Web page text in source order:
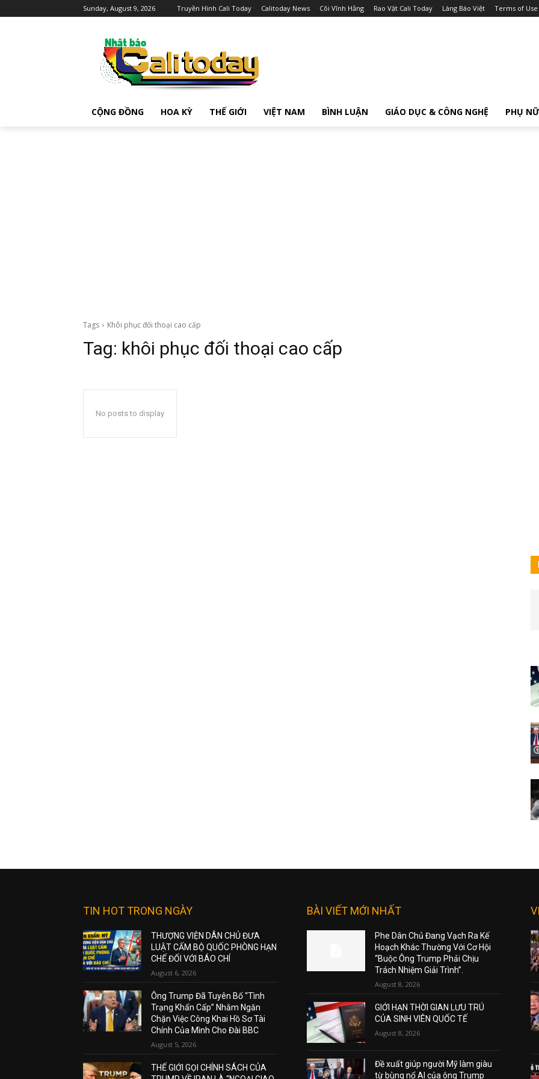
Sunday, August 9, 2026 Truyền Hình Cali Today Calitoday News Cõi Vĩnh Hằng Rao Vặt Cali Today Làng Báo Việt Terms of Use
CỘNG ĐỒNG HOA KỲ THẾ GIỚI VIỆT NAM BÌNH LUẬN GIÁO DỤC & CÔNG NGHỆ PHỤ NỮ
Tags Khôi phục đối thoại cao cấp
Tag: khôi phục đối thoại cao cấp
No posts to display
TIN HOT TRONG NGÀY
THƯỢNG VIỆN DÂN CHỦ ĐƯA
LUẬT CẤM BỘ QUỐC PHÒNG HẠN
CHẾ ĐỐI VỚI BÁO CHÍ
August 6, 2026
Ông Trump Đã Tuyên Bố “Tình
Trạng Khẩn Cấp” Nhằm Ngăn
Chặn Việc Công Khai Hồ Sơ Tài
Chính Của Mình Cho Đài BBC
August 5, 2026
THẾ GIỚI GỌI CHÍNH SÁCH CỦA
BÀI VIẾT MỚI NHẤT
Phe Dân Chủ Đang Vạch Ra Kế
Hoạch Khác Thường Với Cơ Hội
“Buộc Ông Trump Phải Chịu
Trách Nhiệm Giải Trình”.
August 8, 2026
GIỚI HẠN THỜI GIAN LƯU TRÚ
CỦA SINH VIÊN QUỐC TẾ
August 8, 2026
Đề xuất giúp người Mỹ làm giàu
từ bùng nổ AI của ông Trump